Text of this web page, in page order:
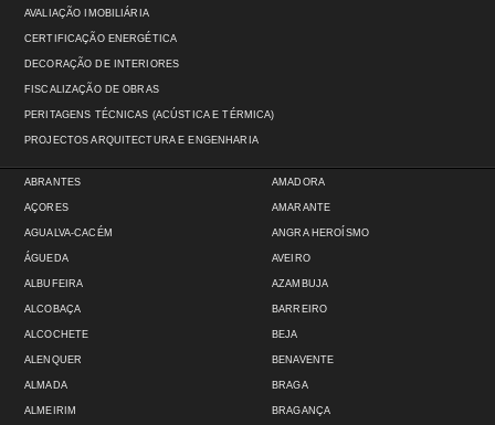
AVALIAÇÃO IMOBILIÁRIA
CERTIFICAÇÃO ENERGÉTICA
DECORAÇÃO DE INTERIORES
FISCALIZAÇÃO DE OBRAS
PERITAGENS TÉCNICAS (ACÚSTICA E TÉRMICA)
PROJECTOS ARQUITECTURA E ENGENHARIA
ABRANTES
AÇORES
AGUALVA-CACÉM
ÁGUEDA
ALBUFEIRA
ALCOBAÇA
ALCOCHETE
ALENQUER
ALMADA
ALMEIRIM
AMADORA
AMARANTE
ANGRA HEROÍSMO
AVEIRO
AZAMBUJA
BARREIRO
BEJA
BENAVENTE
BRAGA
BRAGANÇA